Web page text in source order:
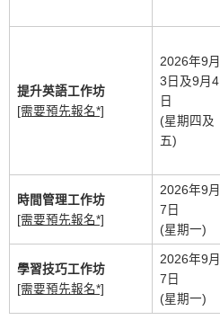
提升英語工作坊
[需要預先報名*]
2026年9月
3日及9月4
日
(星期四及
五)
時間管理工作坊
[需要預先報名*]
2026年9月
7日
(星期一)
學習技巧工作坊
[需要預先報名*]
2026年9月
7日
(星期一)